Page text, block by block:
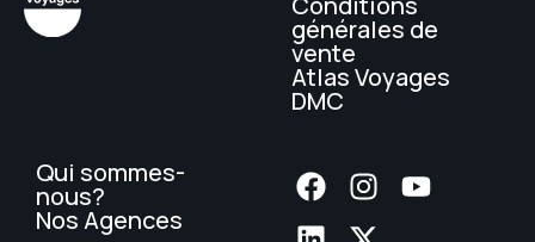
générales de
vente
Atlas Voyages
DMC
Qui sommes-
nous?
Nos Agences